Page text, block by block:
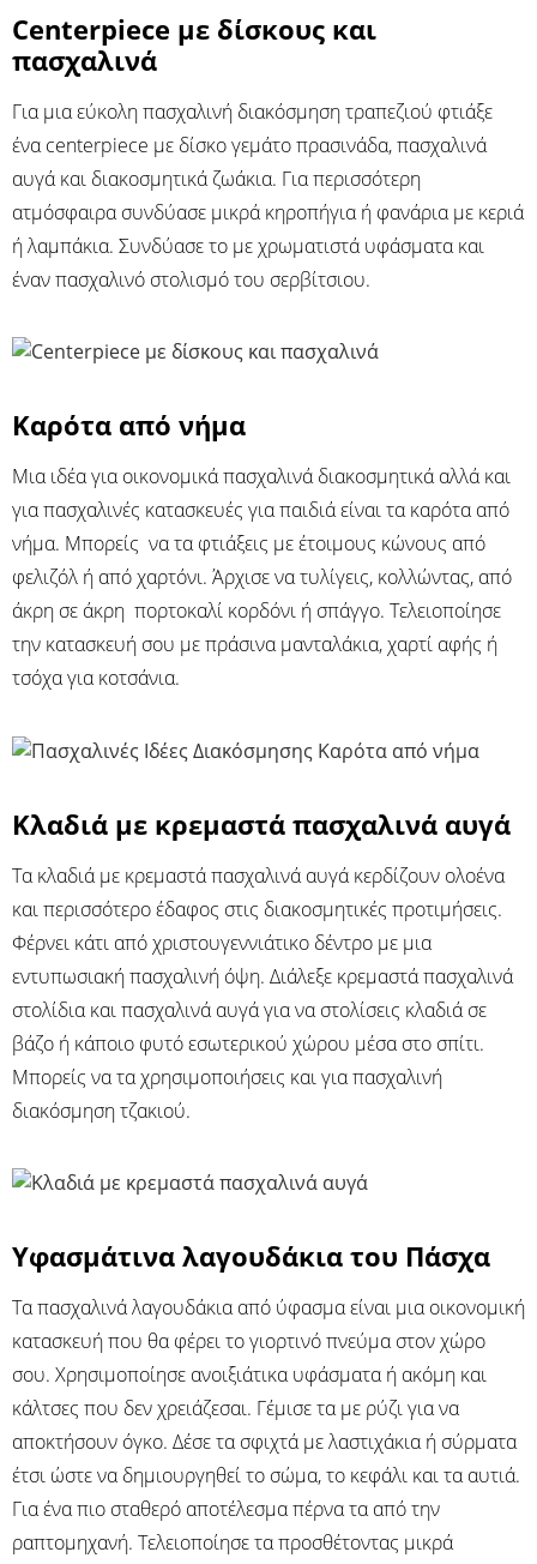
Centerpiece με δίσκους και
πασχαλινά
Για μια εύκολη πασχαλινή διακόσμηση τραπεζιού φτιάξε
ένα centerpiece με δίσκο γεμάτο πρασινάδα, πασχαλινά
αυγά και διακοσμητικά ζωάκια. Για περισσότερη
ατμόσφαιρα συνδύασε μικρά κηροπήγια ή φανάρια με κεριά
ή λαμπάκια. Συνδύασε το με χρωματιστά υφάσματα και
έναν πασχαλινό στολισμό του σερβίτσιου.
Καρότα από νήμα
Μια ιδέα για οικονομικά πασχαλινά διακοσμητικά αλλά και
για πασχαλινές κατασκευές για παιδιά είναι τα καρότα από
νήμα. Μπορείς να τα φτιάξεις με έτοιμους κώνους από
φελιζόλ ή από χαρτόνι. Άρχισε να τυλίγεις, κολλώντας, από
άκρη σε άκρη πορτοκαλί κορδόνι ή σπάγγο. Τελειοποίησε
την κατασκευή σου με πράσινα μανταλάκια, χαρτί αφής ή
τσόχα για κοτσάνια.
Κλαδιά με κρεμαστά πασχαλινά αυγά
Τα κλαδιά με κρεμαστά πασχαλινά αυγά κερδίζουν ολοένα
και περισσότερο έδαφος στις διακοσμητικές προτιμήσεις.
Φέρνει κάτι από χριστουγεννιάτικο δέντρο με μια
εντυπωσιακή πασχαλινή όψη. Διάλεξε κρεμαστά πασχαλινά
στολίδια και πασχαλινά αυγά για να στολίσεις κλαδιά σε
βάζο ή κάποιο φυτό εσωτερικού χώρου μέσα στο σπίτι.
Μπορείς να τα χρησιμοποιήσεις και για πασχαλινή
διακόσμηση τζακιού.
Υφασμάτινα λαγουδάκια του Πάσχα
Τα πασχαλινά λαγουδάκια από ύφασμα είναι μια οικονομική
κατασκευή που θα φέρει το γιορτινό πνεύμα στον χώρο
σου. Χρησιμοποίησε ανοιξιάτικα υφάσματα ή ακόμη και
κάλτσες που δεν χρειάζεσαι. Γέμισε τα με ρύζι για να
αποκτήσουν όγκο. Δέσε τα σφιχτά με λαστιχάκια ή σύρματα
έτσι ώστε να δημιουργηθεί το σώμα, το κεφάλι και τα αυτιά.
Για ένα πιο σταθερό αποτέλεσμα πέρνα τα από την
ραπτομηχανή. Τελειοποίησε τα προσθέτοντας μικρά